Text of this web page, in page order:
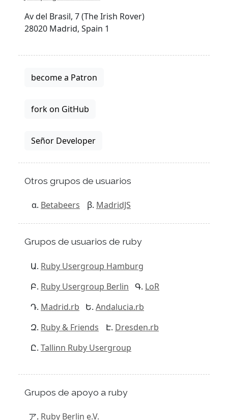
Av del Brasil, 7 (The Irish Rover)
28020 Madrid, Spain 1
become a Patron
fork on GitHub
Señor Developer
Otros grupos de usuarios
Betabeers MadridJS
Grupos de usuarios de ruby
Ruby Usergroup Hamburg
Ruby Usergroup Berlin
LoR
Madrid.rb
Andalucia.rb
Ruby & Friends
Dresden.rb
Tallinn Ruby Usergroup
Grupos de apoyo a ruby
Ruby Berlin e.V.